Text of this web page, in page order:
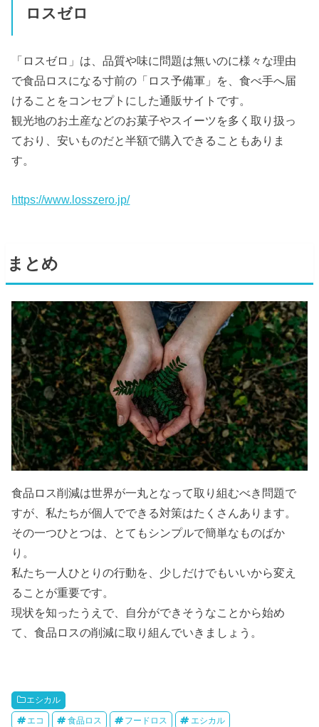
ロスゼロ
「ロスゼロ」は、品質や味に問題は無いのに様々な理由
で食品ロスになる寸前の「ロス予備軍」を、食べ手へ届
けることをコンセプトにした通販サイトです。
観光地のお土産などのお菓子やスイーツを多く取り扱っ
ており、安いものだと半額で購入できることもありま
す。
https://www.losszero.jp/
まとめ
食品ロス削減は世界が一丸となって取り組むべき問題で
すが、私たちが個人でできる対策はたくさんあります。
その一つひとつは、とてもシンプルで簡単なものばか
り。
私たち一人ひとりの行動を、少しだけでもいいから変え
ることが重要です。
現状を知ったうえで、自分ができそうなことから始め
て、食品ロスの削減に取り組んでいきましょう。
エシカル
エコ 食品ロス フードロス エシカル